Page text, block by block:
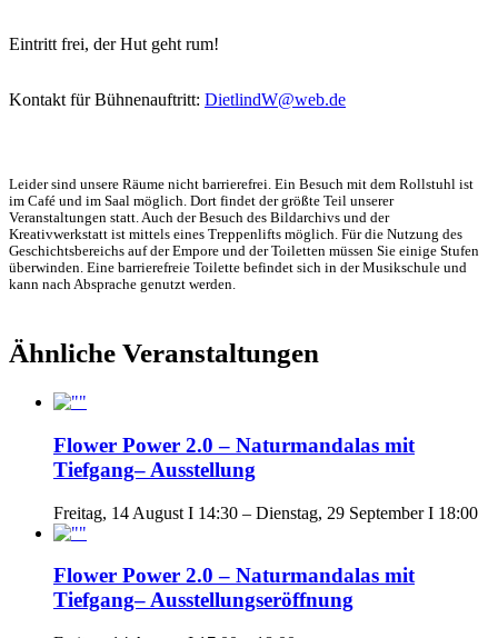
Eintritt frei, der Hut geht rum!
Kontakt für Bühnenauftritt: DietlindW@web.de
Leider sind unsere Räume nicht barrierefrei. Ein Besuch mit dem Rollstuhl ist
im Café und im Saal möglich. Dort findet der größte Teil unserer
Veranstaltungen statt. Auch der Besuch des Bildarchivs und der
Kreativwerkstatt ist mittels eines Treppenlifts möglich. Für die Nutzung des
Geschichtsbereichs auf der Empore und der Toiletten müssen Sie einige Stufen
überwinden. Eine barrierefreie Toilette befindet sich in der Musikschule und
kann nach Absprache genutzt werden.
Ähnliche Veranstaltungen
Flower Power 2.0 – Naturmandalas mit
Tiefgang– Ausstellung
Freitag, 14 August I 14:30 – Dienstag, 29 September I 18:00
Flower Power 2.0 – Naturmandalas mit
Tiefgang– Ausstellungseröffnung